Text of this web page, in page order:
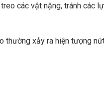
các vật nặng, tránh các
thường xảy ra hiện tượng